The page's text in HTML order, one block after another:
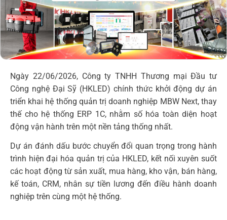
Ngày 22/06/2026, Công ty TNHH Thương mại Đầu tư
Công nghệ Đại Sỹ (HKLED) chính thức khởi động dự án
triển khai hệ thống quản trị doanh nghiệp MBW Next, thay
thế cho hệ thống ERP 1C, nhằm số hóa toàn diện hoạt
động vận hành trên một nền tảng thống nhất.
Dự án đánh dấu bước chuyển đổi quan trọng trong hành
trình hiện đại hóa quản trị của HKLED, kết nối xuyên suốt
các hoạt động từ sản xuất, mua hàng, kho vận, bán hàng,
kế toán, CRM, nhân sự tiền lương đến điều hành doanh
nghiệp trên cùng một hệ thống.